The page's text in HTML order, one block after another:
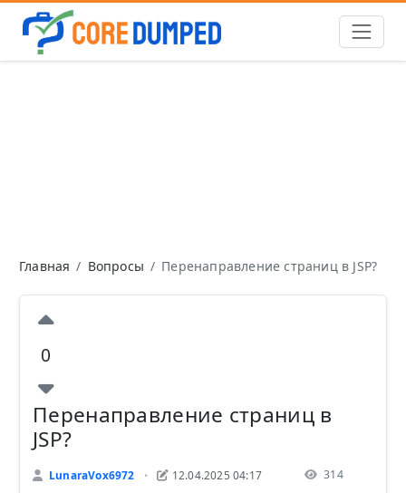
Главная Вопросы Перенаправление страниц в JSP?
0
Перенаправление страниц в
JSP?
LunaraVox6972 • 12.04.2025 04:17 314